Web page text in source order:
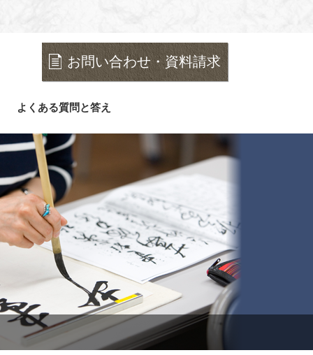
お問い合わせ・資料請求
よくある質問と答え